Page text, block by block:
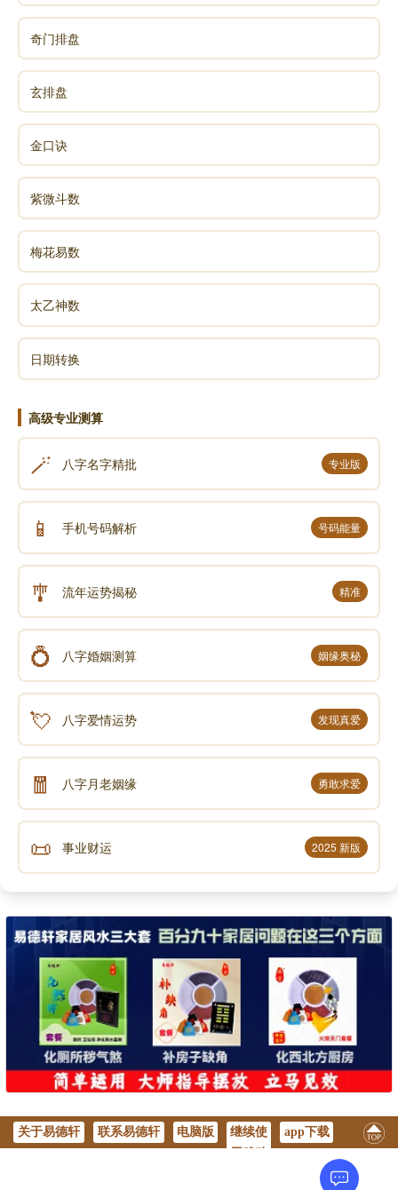
奇门排盘
玄排盘
金口诀
紫微斗数
梅花易数
太乙神数
日期转换
高级专业测算
🪄 八字名字精批 专业版
📱 手机号码解析 号码能量
🎐 流年运势揭秘 精准
💍 八字婚姻测算 姻缘奥秘
💘 八字爱情运势 发现真爱
🧧 八字月老姻缘 勇敢求爱
📜 事业财运 2025 新版
关于易德轩 联系易德轩 电脑版
继续使
app下载